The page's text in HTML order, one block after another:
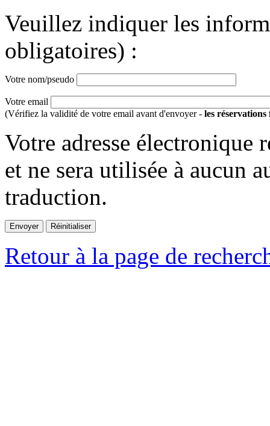
Veuillez indiquer les
obligatoires) :
Votre nom/pseudo
Votre email
(Vérifiez la validité de votre email avant d'envoyer - les réservations
Votre adresse électronique
et ne sera utilisée à aucun
traduction.
Retour à la page de